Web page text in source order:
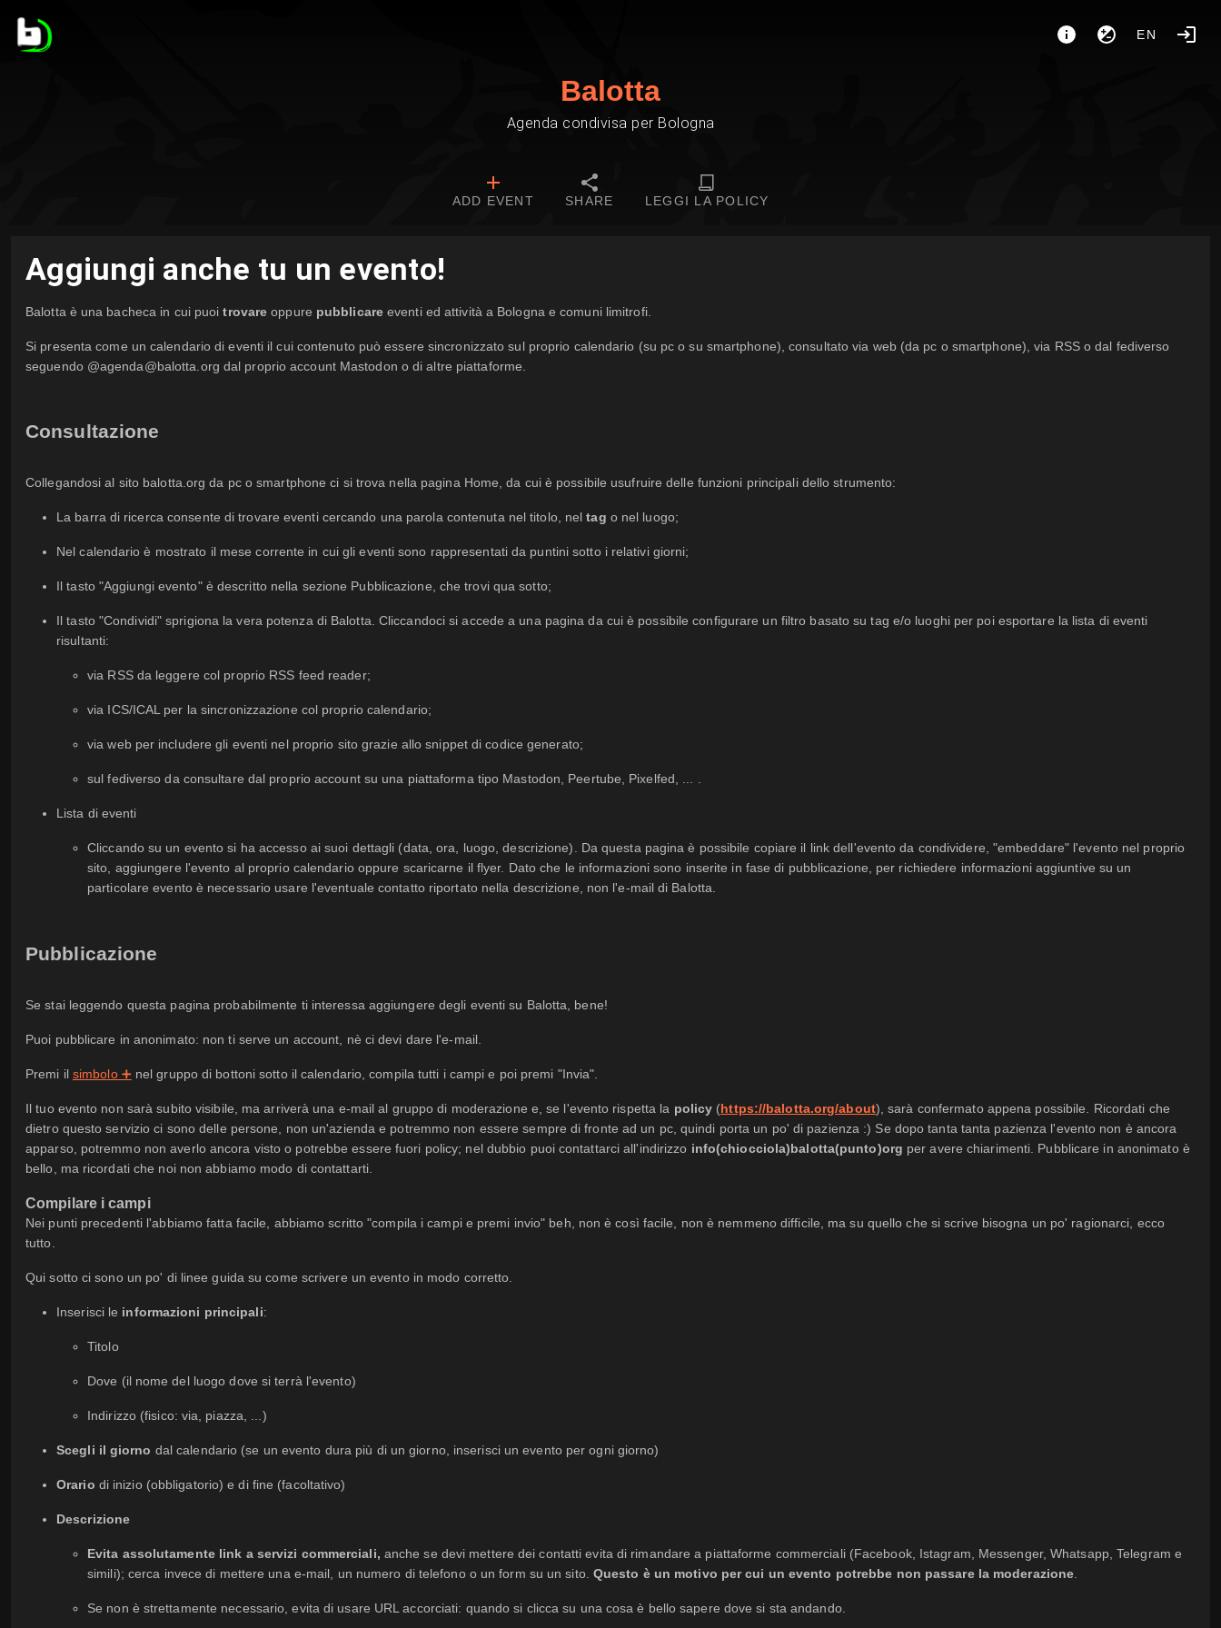
EN
Balotta
Agenda condivisa per Bologna
ADD EVENT SHARE LEGGI LA POLICY
Aggiungi anche tu un evento!
Balotta è una bacheca in cui puoitrovareoppure pubblicareeventi ed attività a Bologna e comuni limitrofi.
Si presenta come un calendario di eventi il cui contenuto può essere sincronizzato sul proprio calendario (su pc o su smartphone), consultato via web (da pc o smartphone), via RSS o dal fediverso
seguendo @agenda@balotta.org dal proprio account Mastodon o di altre piattaforme.
Consultazione
Collegandosi al sito balotta.org da pc o smartphone ci si trova nella pagina Home, da cui è possibile usufruire delle funzioni principali dello strumento:
La barra di ricerca consente di trovare eventi cercando una parola contenuta nel titolo, neltag o nel luogo;
Nel calendario è mostrato il mese corrente in cui gli eventi sono rappresentati da puntini sotto i relativi giorni;
Il tasto "Aggiungi evento" è descritto nella sezione Pubblicazione, che trovi qua sotto;
Il tasto "Condividi" sprigiona la vera potenza di Balotta. Cliccandoci si accede a una pagina da cui è possibile configurare un filtro basato su tag e/o luoghi per poi esportare la lista di eventi
risultanti:
via RSS da leggere col proprio RSS feed reader;
via ICS/ICAL per la sincronizzazione col proprio calendario;
via web per includere gli eventi nel proprio sito grazie allo snippet di codice generato;
sul fediverso da consultare dal proprio account su una piattaforma tipo Mastodon, Peertube, Pixelfed, ... .
Lista di eventi
Cliccando su un evento si ha accesso ai suoi dettagli (data, ora, luogo, descrizione). Da questa pagina è possibile copiare il link dell'evento da condividere, "embeddare" l'evento nel proprio
sito, aggiungere l'evento al proprio calendario oppure scaricarne il flyer. Dato che le informazioni sono inserite in fase di pubblicazione, per richiedere informazioni aggiuntive su un
particolare evento è necessario usare l'eventuale contatto riportato nella descrizione, non l'e-mail di Balotta.
Pubblicazione
Se stai leggendo questa pagina probabilmente ti interessa aggiungere degli eventi su Balotta, bene!
Puoi pubblicare in anonimato: non ti serve un account, nè ci devi dare l'e-mail.
Premi il simbolo ➕nel gruppo di bottoni sotto il calendario, compila tutti i campi e poi premi "Invia".
Il tuo evento non sarà subito visibile, ma arriverà una e-mail al gruppo di moderazione e, se l'evento rispetta la policy (https://balotta.org/about), sarà confermato appena possibile. Ricordati che
dietro questo servizio ci sono delle persone, non un'azienda e potremmo non essere sempre di fronte ad un pc, quindi porta un po' di pazienza :) Se dopo tanta tanta pazienza l'evento non è ancora
apparso, potremmo non averlo ancora visto o potrebbe essere fuori policy; nel dubbio puoi contattarci all'indirizzo info(chiocciola)balotta(punto)org per avere chiarimenti. Pubblicare in anonimato è
bello, ma ricordati che noi non abbiamo modo di contattarti.
Compilare i campi
Nei punti precedenti l'abbiamo fatta facile, abbiamo scritto "compila i campi e premi invio" beh, non è così facile, non è nemmeno difficile, ma su quello che si scrive bisogna un po' ragionarci, ecco
tutto.
Qui sotto ci sono un po' di linee guida su come scrivere un evento in modo corretto.
Inserisci le informazioni principali:
Titolo
Dove (il nome del luogo dove si terrà l'evento)
Indirizzo (fisico: via, piazza, ...)
Scegli il giorno dal calendario (se un evento dura più di un giorno, inserisci un evento per ogni giorno)
Orario di inizio (obbligatorio) e di fine (facoltativo)
Descrizione
Evita assolutamente link a servizi commerciali, anche se devi mettere dei contatti evita di rimandare a piattaforme commerciali (Facebook, Istagram, Messenger, Whatsapp, Telegram e
simili); cerca invece di mettere una e-mail, un numero di telefono o un form su un sito. Questo è un motivo per cui un evento potrebbe non passare la moderazione
Se non è strettamente necessario, evita di usare URL accorciati: quando si clicca su una cosa è bello sapere dove si sta andando.